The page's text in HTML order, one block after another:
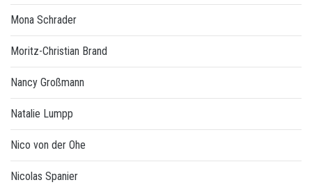
Mona Schrader
Moritz-Christian Brand
Nancy Großmann
Natalie Lumpp
Nico von der Ohe
Nicolas Spanier